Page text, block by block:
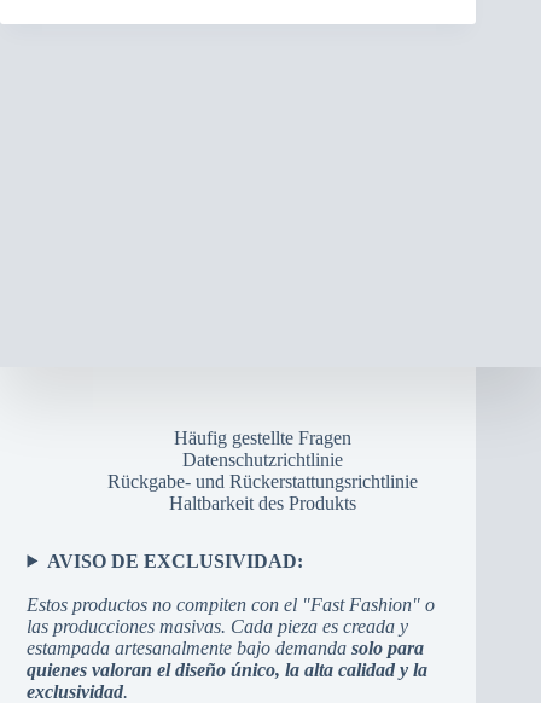
Häufig gestellte Fragen
Datenschutzrichtlinie
Rückgabe- und Rückerstattungsrichtlinie
Haltbarkeit des Produkts
AVISO DE EXCLUSIVIDAD:
Estos productos no compiten con el "Fast Fashion" o
las producciones masivas. Cada pieza es creada y
estampada artesanalmente bajo demandasolo para
quienes valoran el diseño único, la alta calidad y la
exclusividad.